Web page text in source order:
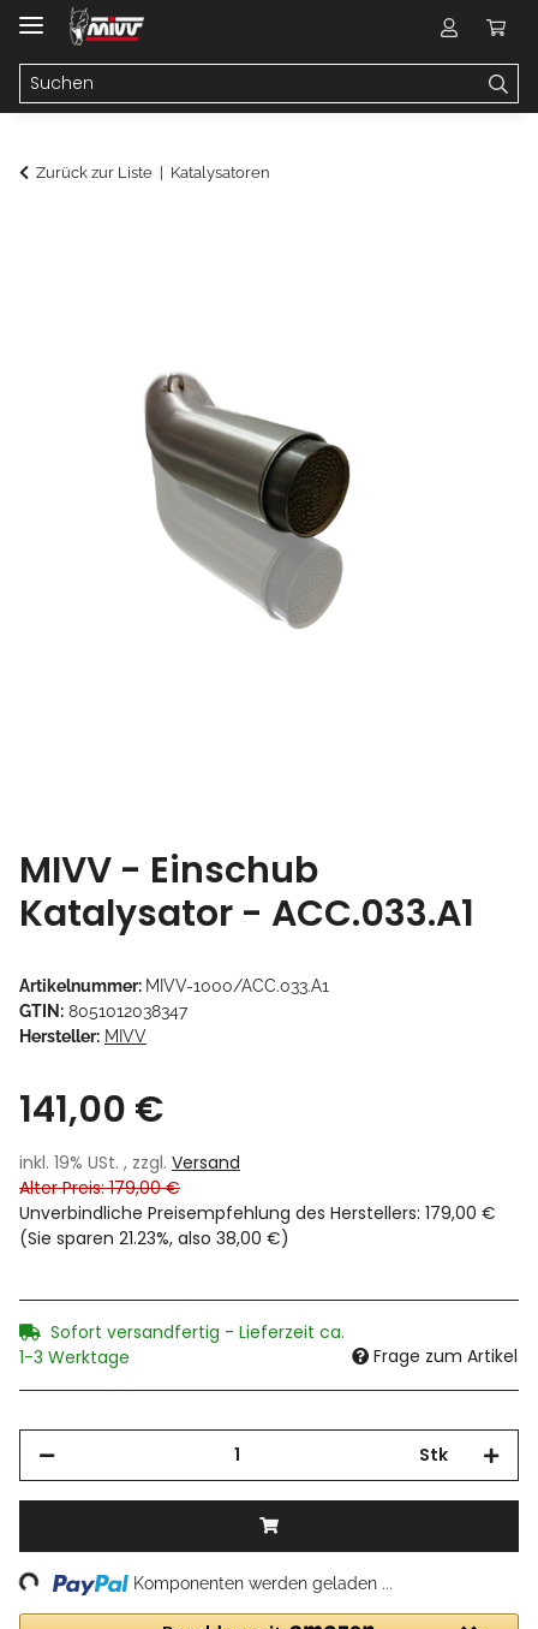
Zurück zur Liste Katalysatoren
MIVV - Einschub
Katalysator - ACC.033.A1
Artikelnummer: MIVV-1000/ACC.033.A1
GTIN: 8051012038347
Hersteller: MIVV
141,00 €
inkl. 19% USt. , zzgl. Versand
Alter Preis: 179,00 €
Unverbindliche Preisempfehlung des Herstellers: 179,00 €
(Sie sparen 21.23%, also 38,00 €)
Sofort versandfertig - Lieferzeit ca.
1-3 Werktage
Frage zum Artikel
Stk
Komponenten werden geladen ...